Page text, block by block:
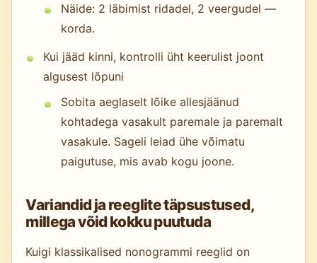
Näide: 2 läbimist ridadel, 2 veergudel —
korda.
Kui jääd kinni, kontrolli üht keerulist joont
algusest lõpuni
Sobita aeglaselt lõike allesjäänud
kohtadega vasakult paremale ja paremalt
vasakule. Sageli leiad ühe võimatu
paigutuse, mis avab kogu joone.
Variandid ja reeglite täpsustused,
millega võid kokku puutuda
Kuigi klassikalised nonogrammi reeglid on